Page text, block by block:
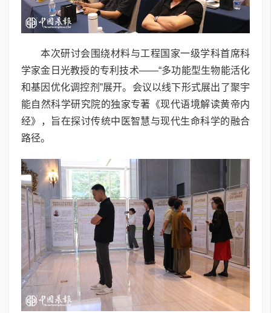
本次研讨会围绕材料与工程国家一级学科首席科
学家金日光教授的专利技术——“多功能型生物能活化
和基因优化调控剂”展开。会议以线下形式展出了聚宇
能自然科学研究院的独家专著《现代语境解读黄帝内
经》，旨在探讨传统中医智慧与现代生命科学的融合
路径。